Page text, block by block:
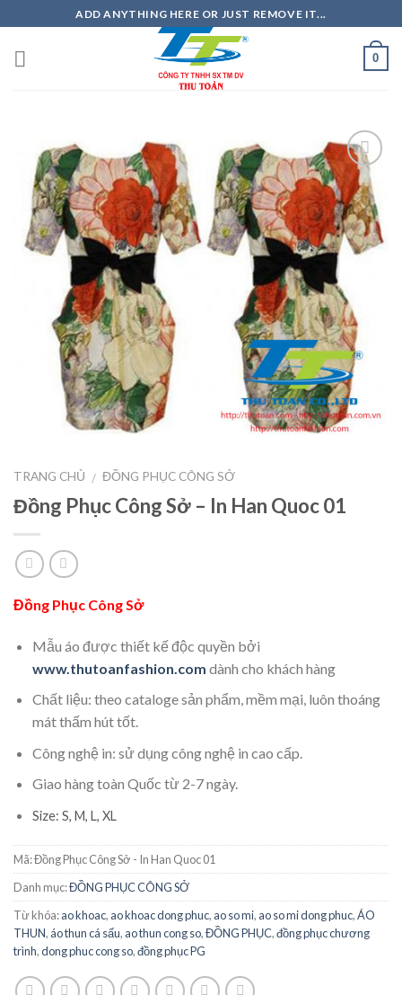
content
ADD ANYTHING HERE OR JUST REMOVE IT...
0
Add to
Wishlist
TRANG CHỦ / ĐỒNG PHỤC CÔNG SỞ
Đồng Phục Công Sở – In Han Quoc 01
Đồng Phục Công Sở
Mẫu áo được thiết kế độc quyền bởi
www.thutoanfashion.com dành cho khách hàng
Chất liệu: theo cataloge sản phẩm, mềm mại, luôn thoáng
mát thấm hút tốt.
Công nghệ in: sử dụng công nghệ in cao cấp.
Giao hàng toàn Quốc từ 2-7 ngày.
Size: S, M, L, XL
Mã:Đồng Phục Công Sở - In Han Quoc 01
Danh mục:ĐỒNG PHỤC CÔNG SỞ
Từ khóa:ao khoac, ao khoac dong phuc, ao so mi, ao so mi dong phuc,ÁO
THUN, áo thun cá sấu, ao thun cong so,ĐỒNG PHỤC,đồng phục chương
trình,dong phuc cong so,đồng phục PG